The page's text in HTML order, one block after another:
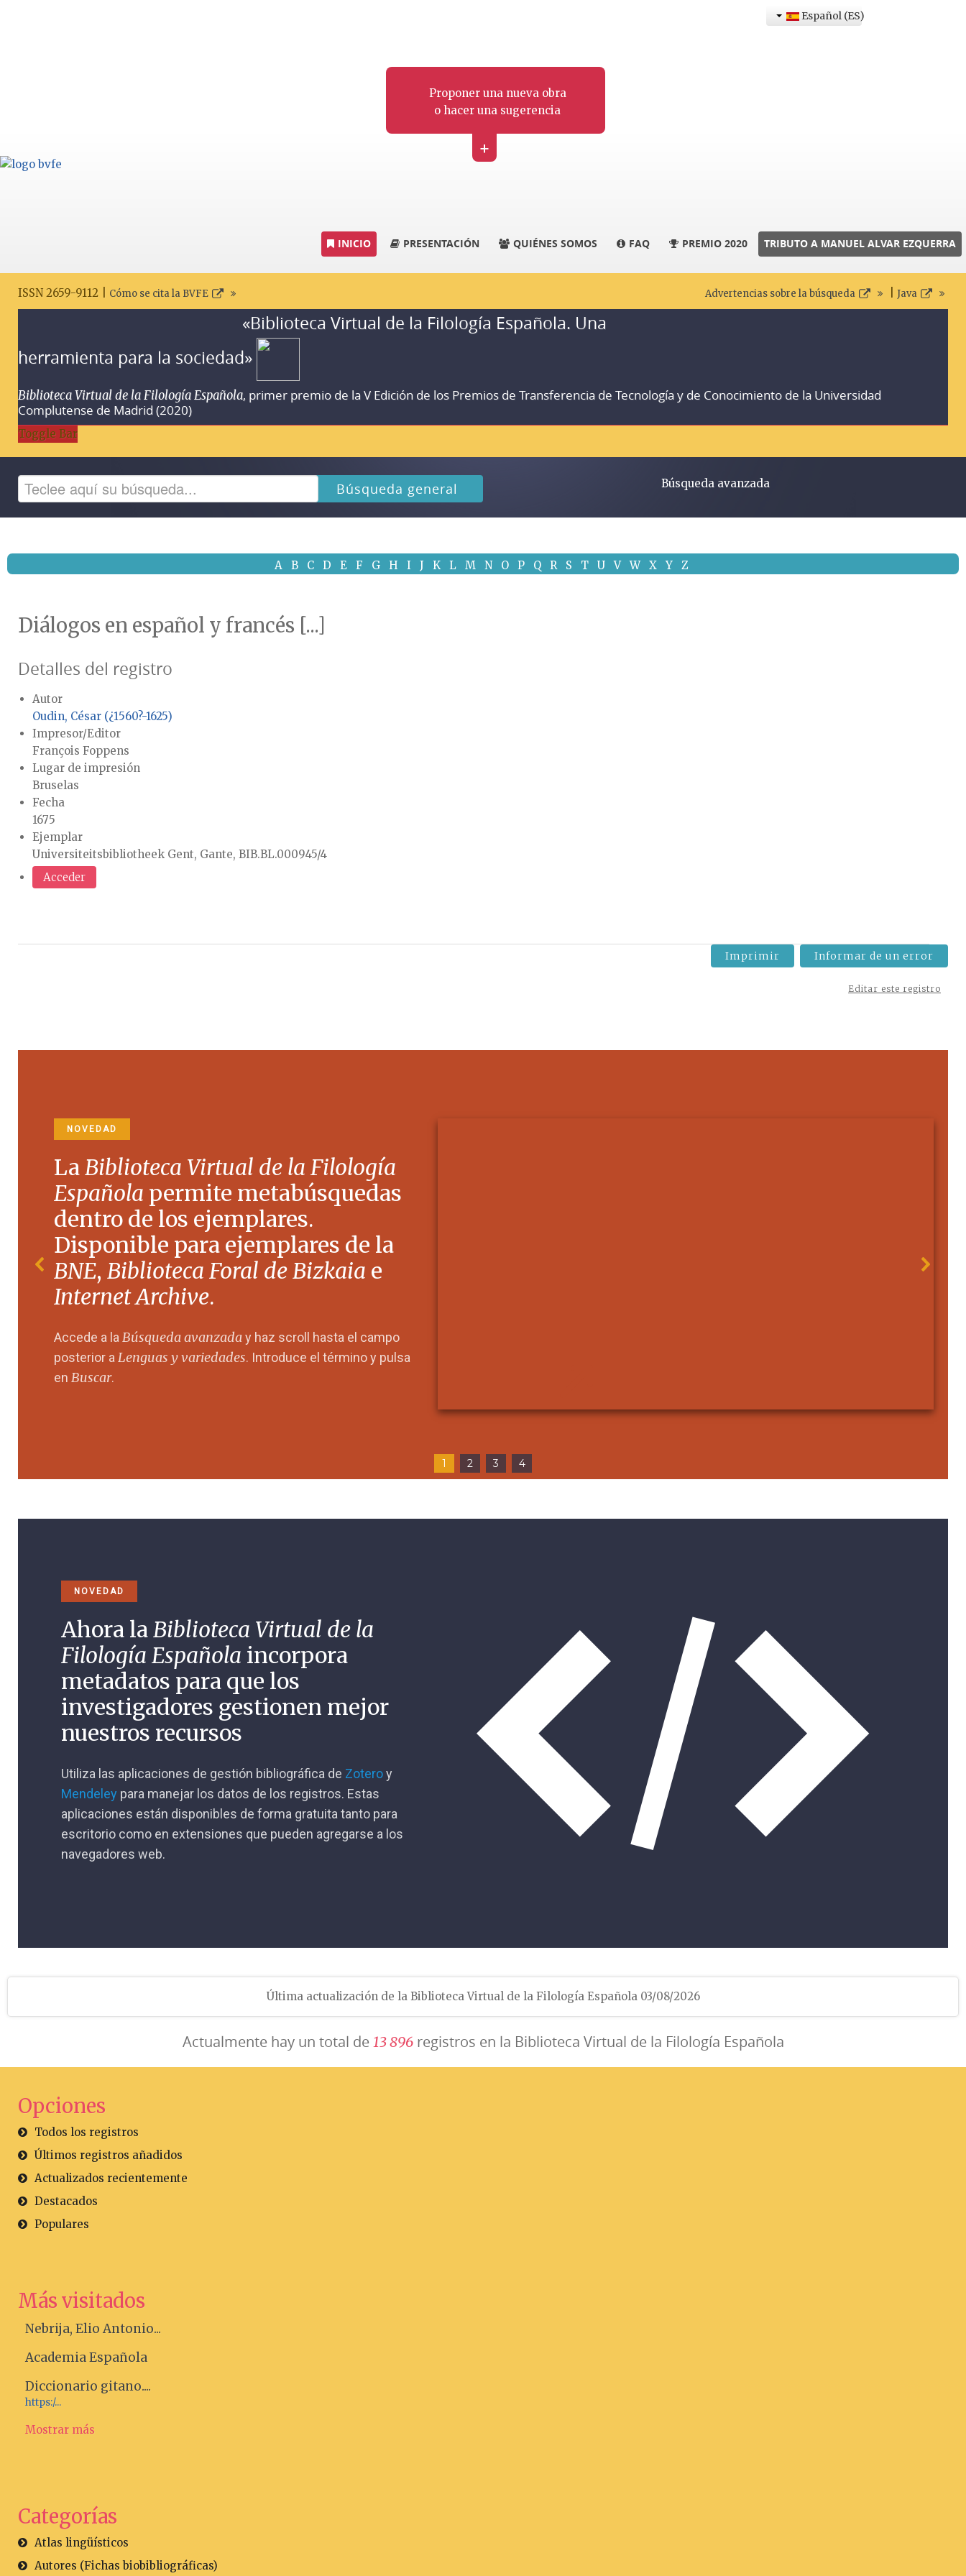
Proponer una nueva obra
o hacer una sugerencia
+
Español (ES)
INICIO PRESENTACIÓN QUIÉNES SOMOS FAQ PREMIO 2020 TRIBUTO A MANUEL ALVAR EZQUERRA
ISSN 2659-9112 | Cómo se cita la BVFE Advertencias sobre la búsqueda Java
«Biblioteca Virtual de la Filología Española. Una
herramienta para la sociedad»
Biblioteca Virtual de la Filología Española, primer premio de la V Edición de los Premios de Transferencia de Tecnología y de Conocimiento de la Universidad
Complutense de Madrid (2020)
Toggle Bar
Búsqueda general Búsqueda avanzada
A B C D E F G H I J K L M N O P Q R S T U V W X Y Z
Diálogos en español y francés [...]
Detalles del registro
Autor
Oudin, César (¿1560?-1625)
Impresor/Editor
François Foppens
Lugar de impresión
Bruselas
Fecha
1675
Ejemplar
Universiteitsbibliotheek Gent, Gante, BIB.BL.000945/4
Acceder
Imprimir Informar de un error
Editar este registro
NOVEDAD
LaBiblioteca Virtual de la Filología
Española permite metabúsquedas
dentro de los ejemplares.
Disponible para ejemplares de la
BNE, Biblioteca Foral de Bizkaia e
Internet Archive.
Accede a laBúsqueda avanzaday haz scroll hasta el campo
posterior aLenguas y variedades. Introduce el término y pulsa
en Buscar.
1 2 3 4
NOVEDAD
Ahora laBiblioteca Virtual de la
Filología Española incorpora
metadatos para que los
investigadores gestionen mejor
nuestros recursos
Utiliza las aplicaciones de gestión bibliográfica de Zoteroy
Mendeley para manejar los datos de los registros. Estas
aplicaciones están disponibles de forma gratuita tanto para
escritorio como en extensiones que pueden agregarse a los
navegadores web.
Última actualización de la Biblioteca Virtual de la Filología Española 03/08/2026
Actualmente hay un total de 13896registros en la Biblioteca Virtual de la Filología Española
Opciones
Todos los registros
Últimos registros añadidos
Actualizados recientemente
Destacados
Populares
Más visitados
Nebrija, Elio Antonio...
Academia Española
Diccionario gitano....
https:/...
Mostrar más
Categorías
Atlas lingüísticos
Autores (Fichas biobibliográficas)